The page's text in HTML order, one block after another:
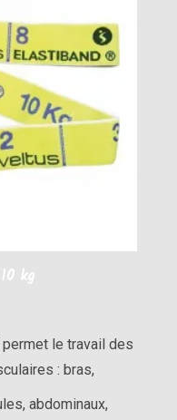
kg
le travail des
: bras,
abdominaux,